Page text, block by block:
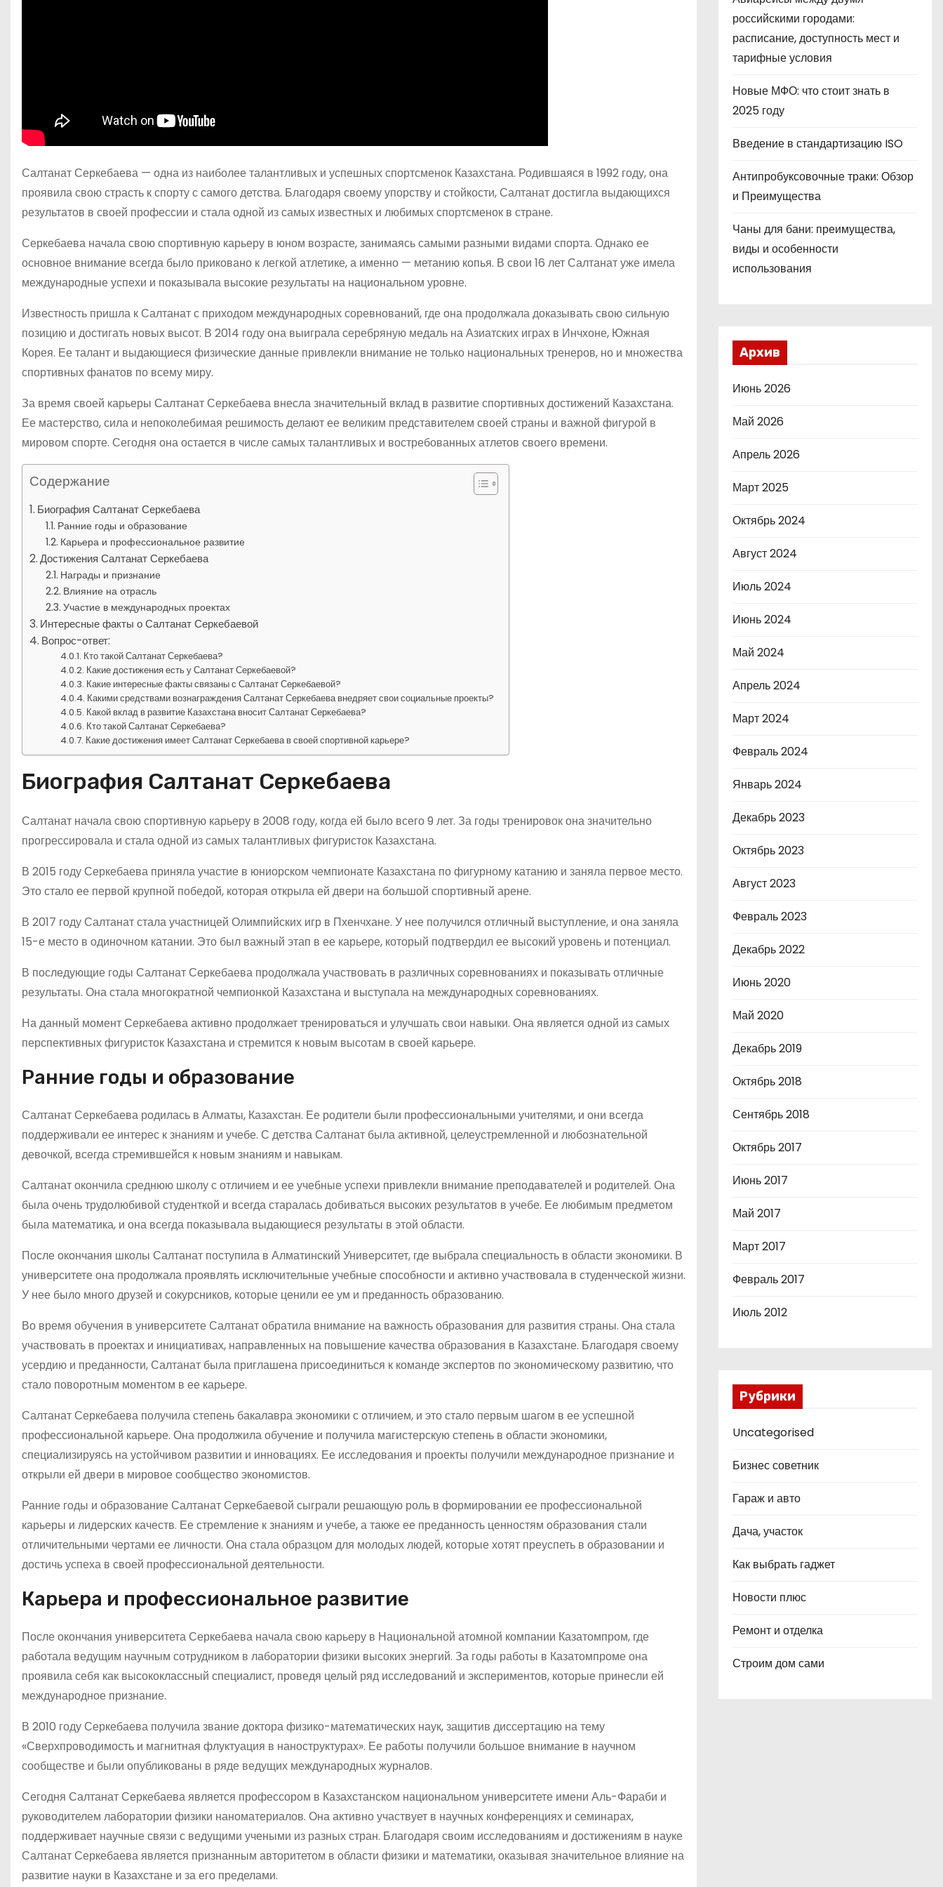
Салтанат Серкебаева — одна из наиболее талантливых и успешных спортсменок Казахстана. Родившаяся в 1992 году, она
проявила свою страсть к спорту с самого детства. Благодаря своему упорству и стойкости, Салтанат достигла выдающихся
результатов в своей профессии и стала одной из самых известных и любимых спортсменок в стране.
Серкебаева начала свою спортивную карьеру в юном возрасте, занимаясь самыми разными видами спорта. Однако ее
основное внимание всегда было приковано к легкой атлетике, а именно — метанию копья. В свои 16 лет Салтанат уже имела
международные успехи и показывала высокие результаты на национальном уровне.
Известность пришла к Салтанат с приходом международных соревнований, где она продолжала доказывать свою сильную
позицию и достигать новых высот. В 2014 году она выиграла серебряную медаль на Азиатских играх в Инчхоне, Южная
Корея. Ее талант и выдающиеся физические данные привлекли внимание не только национальных тренеров, но и множества
спортивных фанатов по всему миру.
За время своей карьеры Салтанат Серкебаева внесла значительный вклад в развитие спортивных достижений Казахстана.
Ее мастерство, сила и непоколебимая решимость делают ее великим представителем своей страны и важной фигурой в
мировом спорте. Сегодня она остается в числе самых талантливых и востребованных атлетов своего времени.
Содержание
Биография Салтанат Серкебаева
Ранние годы и образование
Карьера и профессиональное развитие
Достижения Салтанат Серкебаева
Награды и признание
Влияние на отрасль
Участие в международных проектах
Интересные факты о Салтанат Серкебаевой
Вопрос-ответ:
Кто такой Салтанат Серкебаева?
Какие достижения есть у Салтанат Серкебаевой?
Какие интересные факты связаны с Салтанат Серкебаевой?
Какими средствами вознаграждения Салтанат Серкебаева внедряет свои социальные проекты?
Какой вклад в развитие Казахстана вносит Салтанат Серкебаева?
Кто такой Салтанат Серкебаева?
Какие достижения имеет Салтанат Серкебаева в своей спортивной карьере?
Биография Салтанат Серкебаева
Салтанат начала свою спортивную карьеру в 2008 году, когда ей было всего 9 лет. За годы тренировок она значительно
прогрессировала и стала одной из самых талантливых фигуристок Казахстана.
В 2015 году Серкебаева приняла участие в юниорском чемпионате Казахстана по фигурному катанию и заняла первое место.
Это стало ее первой крупной победой, которая открыла ей двери на большой спортивный арене.
В 2017 году Салтанат стала участницей Олимпийских игр в Пхенчхане. У нее получился отличный выступление, и она заняла
15-е место в одиночном катании. Это был важный этап в ее карьере, который подтвердил ее высокий уровень и потенциал.
В последующие годы Салтанат Серкебаева продолжала участвовать в различных соревнованиях и показывать отличные
результаты. Она стала многократной чемпионкой Казахстана и выступала на международных соревнованиях.
На данный момент Серкебаева активно продолжает тренироваться и улучшать свои навыки. Она является одной из самых
перспективных фигуристок Казахстана и стремится к новым высотам в своей карьере.
Ранние годы и образование
Салтанат Серкебаева родилась в Алматы, Казахстан. Ее родители были профессиональными учителями, и они всегда
поддерживали ее интерес к знаниям и учебе. С детства Салтанат была активной, целеустремленной и любознательной
девочкой, всегда стремившейся к новым знаниям и навыкам.
Салтанат окончила среднюю школу с отличием и ее учебные успехи привлекли внимание преподавателей и родителей. Она
была очень трудолюбивой студенткой и всегда старалась добиваться высоких результатов в учебе. Ее любимым предметом
была математика, и она всегда показывала выдающиеся результаты в этой области.
После окончания школы Салтанат поступила в Алматинский Университет, где выбрала специальность в области экономики. В
университете она продолжала проявлять исключительные учебные способности и активно участвовала в студенческой жизни.
У нее было много друзей и сокурсников, которые ценили ее ум и преданность образованию.
Во время обучения в университете Салтанат обратила внимание на важность образования для развития страны. Она стала
участвовать в проектах и инициативах, направленных на повышение качества образования в Казахстане. Благодаря своему
усердию и преданности, Салтанат была приглашена присоединиться к команде экспертов по экономическому развитию, что
стало поворотным моментом в ее карьере.
Салтанат Серкебаева получила степень бакалавра экономики с отличием, и это стало первым шагом в ее успешной
профессиональной карьере. Она продолжила обучение и получила магистерскую степень в области экономики,
специализируясь на устойчивом развитии и инновациях. Ее исследования и проекты получили международное признание и
открыли ей двери в мировое сообщество экономистов.
Ранние годы и образование Салтанат Серкебаевой сыграли решающую роль в формировании ее профессиональной
карьеры и лидерских качеств. Ее стремление к знаниям и учебе, а также ее преданность ценностям образования стали
отличительными чертами ее личности. Она стала образцом для молодых людей, которые хотят преуспеть в образовании и
достичь успеха в своей профессиональной деятельности.
Карьера и профессиональное развитие
После окончания университета Серкебаева начала свою карьеру в Национальной атомной компании Казатомпром, где
работала ведущим научным сотрудником в лаборатории физики высоких энергий. За годы работы в Казатомпроме она
проявила себя как высококлассный специалист, проведя целый ряд исследований и экспериментов, которые принесли ей
международное признание.
В 2010 году Серкебаева получила звание доктора физико-математических наук, защитив диссертацию на тему
«Сверхпроводимость и магнитная флуктуация в наноструктурах». Ее работы получили большое внимание в научном
сообществе и были опубликованы в ряде ведущих международных журналов.
Сегодня Салтанат Серкебаева является профессором в Казахстанском национальном университете имени Аль-Фараби и
руководителем лаборатории физики наноматериалов. Она активно участвует в научных конференциях и семинарах,
поддерживает научные связи с ведущими учеными из разных стран. Благодаря своим исследованиям и достижениям в науке
Салтанат Серкебаева является признанным авторитетом в области физики и математики, оказывая значительное влияние на
развитие науки в Казахстане и за его пределами.
российскими городами:
расписание, доступность мест и
тарифные условия
Новые МФО: что стоит знать в
2025 году
Введение в стандартизацию ISO
Антипробуксовочные траки: Обзор
и Преимущества
Чаны для бани: преимущества,
виды и особенности
использования
Архив
Июнь 2026
Май 2026
Апрель 2026
Март 2025
Октябрь 2024
Август 2024
Июль 2024
Июнь 2024
Май 2024
Апрель 2024
Март 2024
Февраль 2024
Январь 2024
Декабрь 2023
Октябрь 2023
Август 2023
Февраль 2023
Декабрь 2022
Июнь 2020
Май 2020
Декабрь 2019
Октябрь 2018
Сентябрь 2018
Октябрь 2017
Июнь 2017
Май 2017
Март 2017
Февраль 2017
Июль 2012
Рубрики
Uncategorised
Бизнес советник
Гараж и авто
Дача, участок
Как выбрать гаджет
Новости плюс
Ремонт и отделка
Строим дом сами